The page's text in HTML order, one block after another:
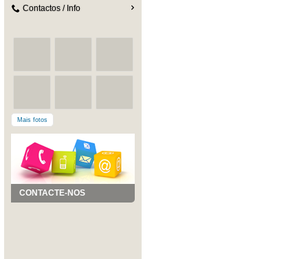
Contactos / Info
Mais fotos
CONTACTE-NOS